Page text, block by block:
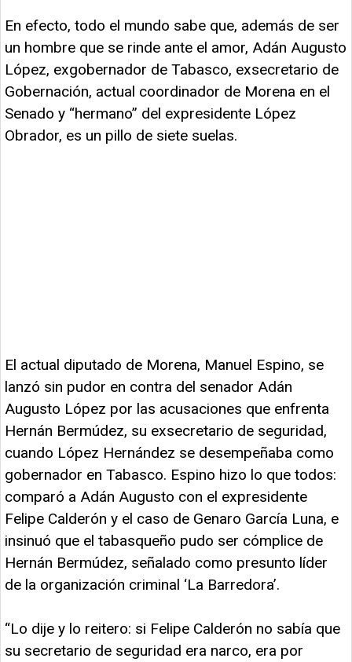
En efecto, todo el mundo sabe que, además de ser
un hombre que se rinde ante el amor, Adán Augusto
López, exgobernador de Tabasco, exsecretario de
Gobernación, actual coordinador de Morena en el
Senado y “hermano” del expresidente López
Obrador, es un pillo de siete suelas.
El actual diputado de Morena, Manuel Espino, se
lanzó sin pudor en contra del senador Adán
Augusto López por las acusaciones que enfrenta
Hernán Bermúdez, su exsecretario de seguridad,
cuando López Hernández se desempeñaba como
gobernador en Tabasco. Espino hizo lo que todos:
comparó a Adán Augusto con el expresidente
Felipe Calderón y el caso de Genaro García Luna, e
insinuó que el tabasqueño pudo ser cómplice de
Hernán Bermúdez, señalado como presunto líder
de la organización criminal ‘La Barredora’.
“Lo dije y lo reitero: si Felipe Calderón no sabía que
su secretario de seguridad era narco, era por